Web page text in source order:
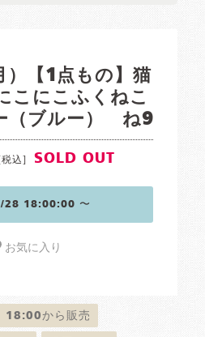
）【1点もの】猫
にこふくねこ
（ブルー） ね9
込] SOLD OUT
28 18:00:00 〜
お気に入り
18:00から販売